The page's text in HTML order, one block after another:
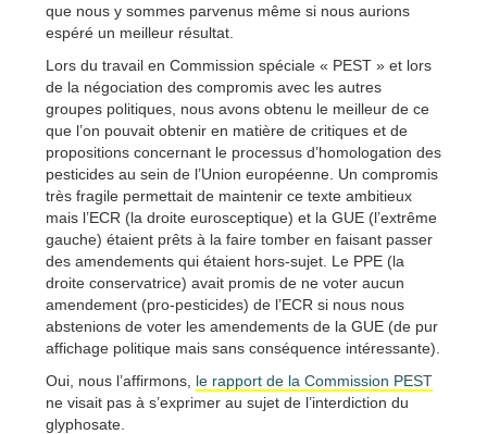
que nous y sommes parvenus même si nous aurions
espéré un meilleur résultat.
Lors du travail en Commission spéciale « PEST » et lors
de la négociation des compromis avec les autres
groupes politiques, nous avons obtenu le meilleur de ce
que l’on pouvait obtenir en matière de critiques et de
propositions concernant le processus d’homologation des
pesticides au sein de l’Union européenne. Un compromis
très fragile permettait de maintenir ce texte ambitieux
mais l’ECR (la droite eurosceptique) et la GUE (l’extrême
gauche) étaient prêts à la faire tomber en faisant passer
des amendements qui étaient hors-sujet. Le PPE (la
droite conservatrice) avait promis de ne voter aucun
amendement (pro-pesticides) de l’ECR si nous nous
abstenions de voter les amendements de la GUE (de pur
affichage politique mais sans conséquence intéressante).
Oui, nous l’affirmons, le rapport de la Commission PEST
ne visait pas à s’exprimer au sujet de l’interdiction du
glyphosate.